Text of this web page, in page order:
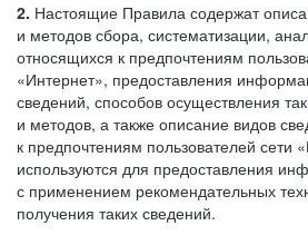
2. Настоящие Правила содержат
и методов сбора, систематизации,
относящихся к предпочтениям
«Интернет», предоставления
сведений, способов осуществления
и методов, а также описание видов
к предпочтениям пользователей сети
используются для предоставления
с применением рекомендательных
получения таких сведений.